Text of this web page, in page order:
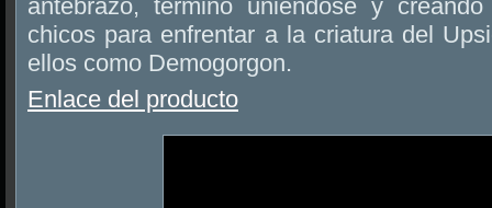
antebrazo, terminó uniéndose y
chicos para enfrentar a la criatura del
ellos como Demogorgon.
Enlace del producto